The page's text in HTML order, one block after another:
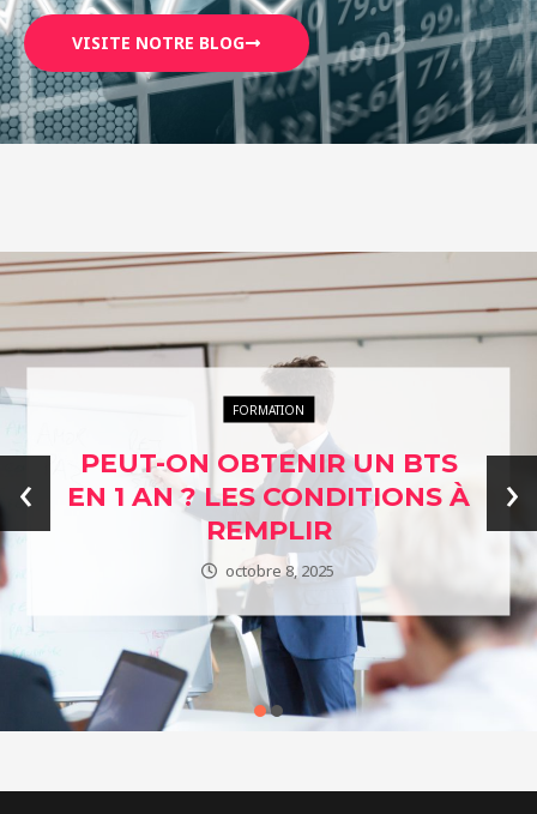
VISITE NOTRE BLOG
ENTREPRISES ÉTHIQUES
L’ÉTHIQUE AU CŒUR DES
AFFAIRES : EXPLORER
NOTRE ANNUAIRE DES
ENTREPRISES ENGAGÉES
janvier 24, 2024
‹ ›